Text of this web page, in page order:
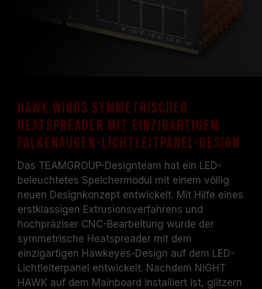
Hawk Wings symmetrischer
Heatspreader mit einzigartigem
Falkenaugen-Lichtleitpanel-Design
Das TEAMGROUP-Designteam hat ein LED-
beleuchtetes Speichermodul mit einem völlig
neuen Designkonzept entwickelt. Mit Hilfe eines
erstklassigen Extrusionsverfahrens und
hochpräziser CNC-Bearbeitung wurde der
symmetrische Heatspreader mit dem
einzigartigen Hawkeyes-Design auf dem LED-
Lichtleiterpanel entwickelt. Nachdem NIGHT
HAWK auf dem Mainboard installiert ist, glitzern